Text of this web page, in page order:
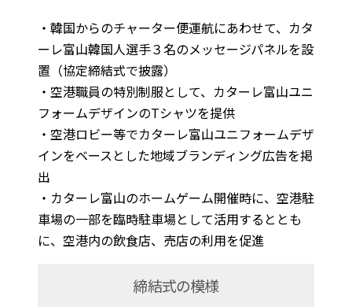
・韓国からのチャーター便運航にあわせて、カタ
ーレ富山韓国人選手３名のメッセージパネルを設
置（協定締結式で披露）
・空港職員の特別制服として、カターレ富山ユニ
フォームデザインのTシャツを提供
・空港ロビー等でカターレ富山ユニフォームデザ
インをベースとした地域ブランディング広告を掲
出
・カターレ富山のホームゲーム開催時に、空港駐
車場の一部を臨時駐車場として活用するととも
に、空港内の飲食店、売店の利用を促進
締結式の模様